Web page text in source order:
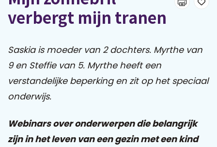
Leren & ontmoeten
E-learnings
Themabijeenkomsten
Praat mee
verbergt mijn tranen
Saskia is moeder van 2 dochters. Myrthe van
9 en Steffie van 5. Myrthe heeft een
verstandelijke beperking en zit op het speciaal
onderwijs.
Webinars over onderwerpen die belangrijk
zijn in het leven van een gezin met een kind